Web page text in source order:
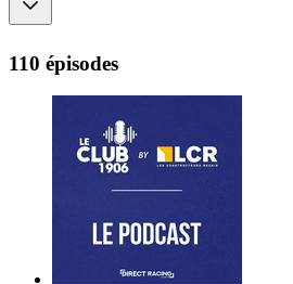
110 épisodes